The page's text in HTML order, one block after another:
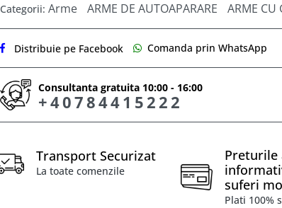
Categorii: Arme ARME DE AUTOAPARARE ARME CU
Distribuie pe Facebook Comanda prin WhatsApp
Consultanta gratuita 10:00 - 16:00
+40784415222
Transport Securizat
La toate comenzile
Preturile
suferi
Plati 100%